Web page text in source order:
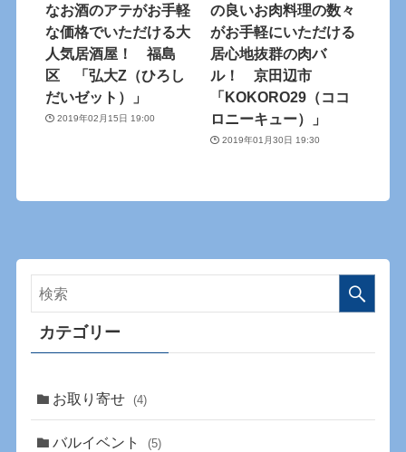
なお酒のアテがお手軽
な価格でいただける大
人気居酒屋！ 福島
区 「弘大Z（ひろし
だいゼット）」
2019年02月15日 19:00
の良いお肉料理の数々
がお手軽にいただける
居心地抜群の肉バ
ル！ 京田辺市
「KOKORO29（ココ
ロニーキュー）」
2019年01月30日 19:30
カテゴリー
お取り寄せ (4)
バルイベント (5)